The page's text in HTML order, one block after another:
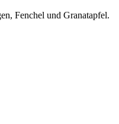
Fenchel und Granatapfel.